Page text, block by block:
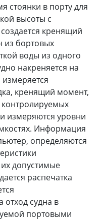
стоянки в порту для
высоты с
кренящий
из бортовых
воды из одного
накреняется на
кренящий момент,
измеряются уровни
Информация
определяются
допустимые
распечатка
судна в
портовыми